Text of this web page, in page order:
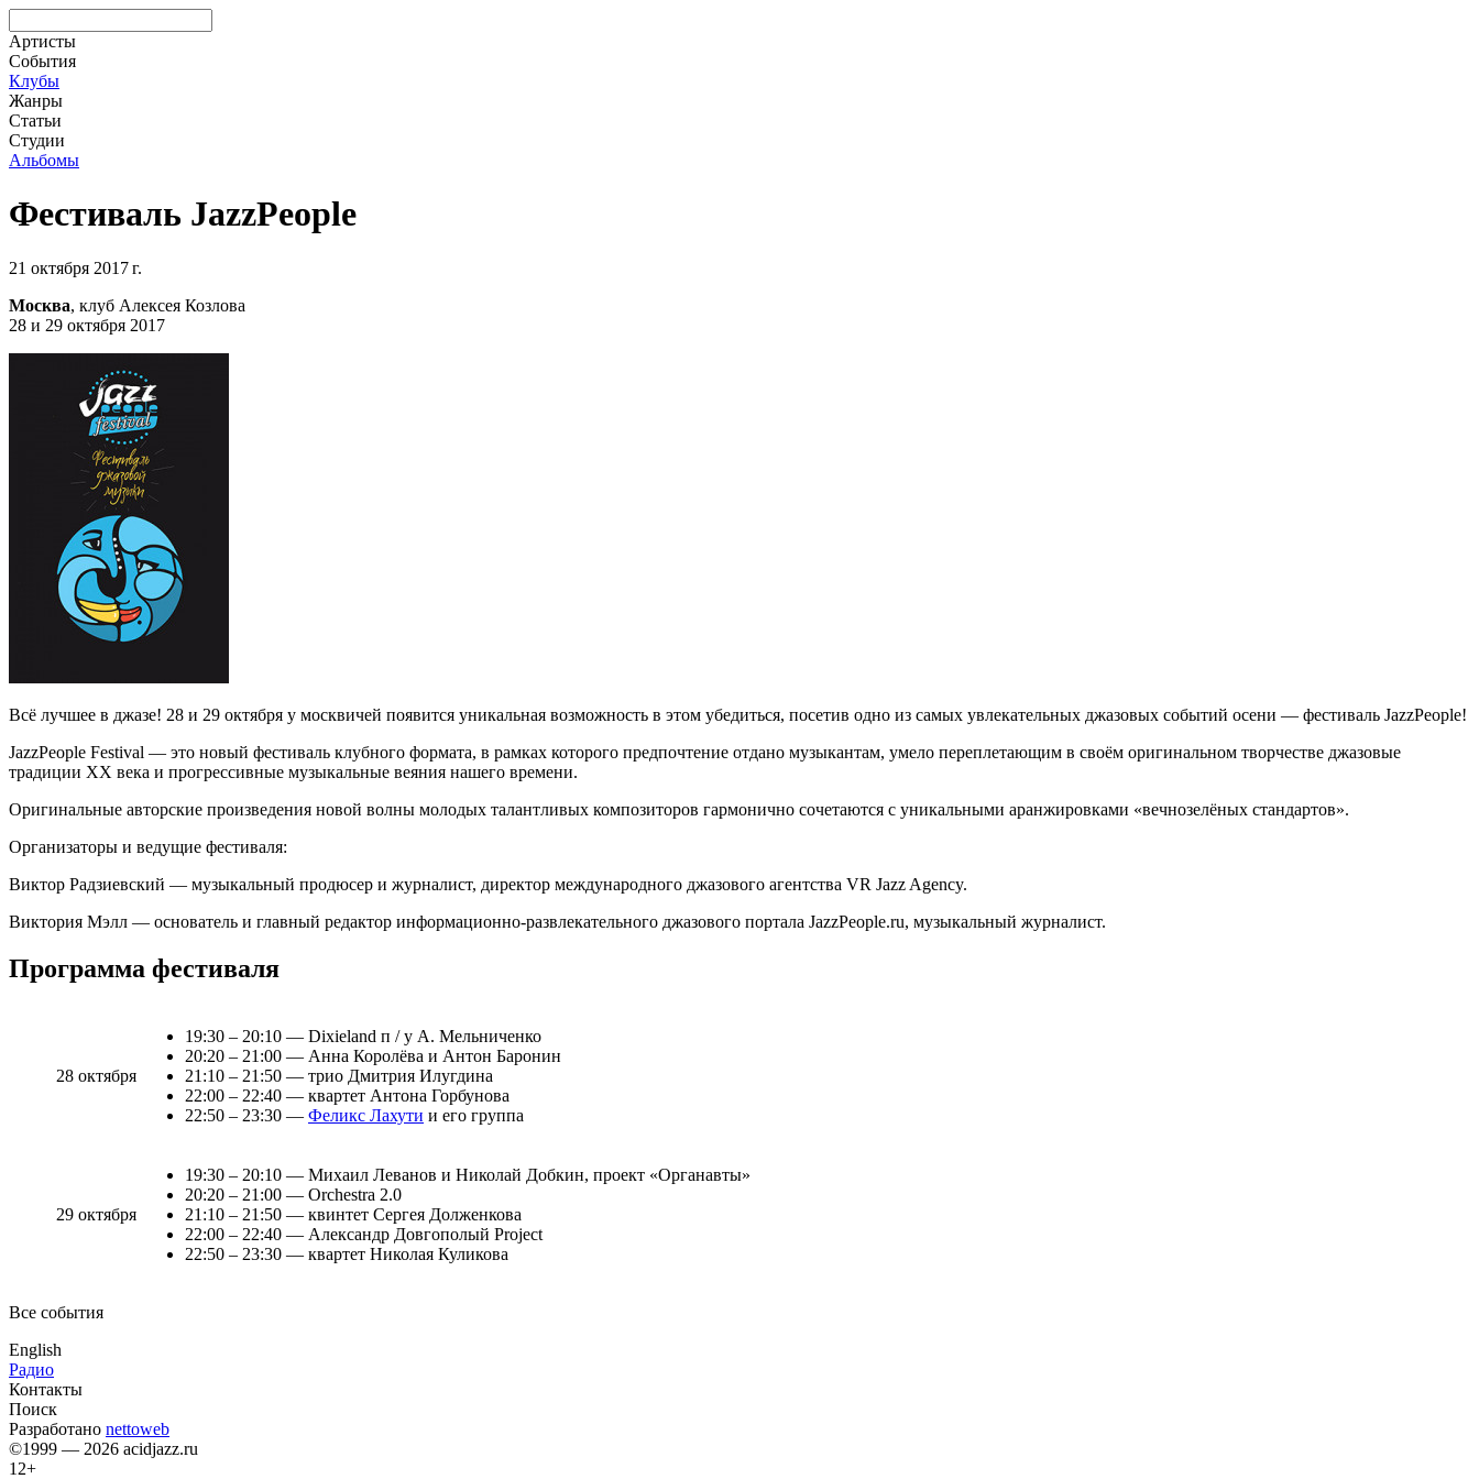
Артисты
События
Клубы
Жанры
Статьи
Студии
Альбомы
Фестиваль JazzPeople
21 октября 2017 г.
Москва, клуб Алексея Козлова
28 и 29 октября 2017
Всё лучшее в джазе! 28 и 29 октября у москвичей появится уникальная возможность в этом убедиться, посетив одно из самых увлекательных джазовых событий осени — фестиваль JazzPeople!
JazzPeople Festival — это новый фестиваль клубного формата, в рамках которого предпочтение отдано музыкантам, умело переплетающим в своём оригинальном творчестве джазовые
традиции XX века и прогрессивные музыкальные веяния нашего времени.
Оригинальные авторские произведения новой волны молодых талантливых композиторов гармонично сочетаются с уникальными аранжировками «вечнозелёных стандартов».
Организаторы и ведущие фестиваля:
Виктор Радзиевский — музыкальный продюсер и журналист, директор международного джазового агентства VR Jazz Agency.
Виктория Мэлл — основатель и главный редактор информационно-развлекательного джазового портала JazzPeople.ru, музыкальный журналист.
Программа фестиваля
28 октября
19:30 – 20:10 — Dixieland п / у А. Мельниченко
20:20 – 21:00 — Анна Королёва и Антон Баронин
21:10 – 21:50 — трио Дмитрия Илугдина
22:00 – 22:40 — квартет Антона Горбунова
22:50 – 23:30 — Феликс Лахути и его группа
29 октября
19:30 – 20:10 — Михаил Леванов и Николай Добкин, проект «Органавты»
20:20 – 21:00 — Orchestra 2.0
21:10 – 21:50 — квинтет Сергея Долженкова
22:00 – 22:40 — Александр Довгополый Project
22:50 – 23:30 — квартет Николая Куликова
Все события
English
Радио
Контакты
Поиск
Разработано nettoweb
©1999 — 2026 acidjazz.ru
12+